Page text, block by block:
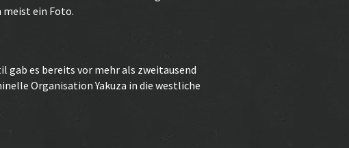
meist ein Foto.
gab es bereits vor mehr als zweitausend
Organisation Yakuza in die westliche